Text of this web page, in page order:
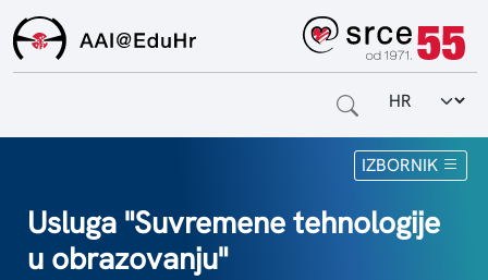
Odabir
IZBORNIK
Za krajnje korisnike
Za davatelje usluga
Usluga "Suvremene tehnologije
u obrazovanju"